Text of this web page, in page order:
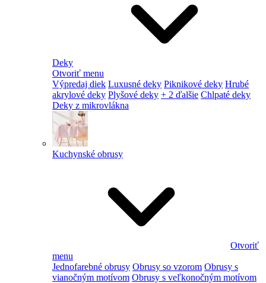
Deky
Otvoriť menu
Výpredaj diek Luxusné deky Piknikové deky Hrubé
akrylové deky Plyšové deky + 2 ďalšie Chlpaté deky
Deky z mikrovlákna
Kuchynské obrusy
Otvoriť
menu
Jednofarebné obrusy Obrusy so vzorom Obrusy s
vianočným motívom Obrusy s veľkonočným motívom